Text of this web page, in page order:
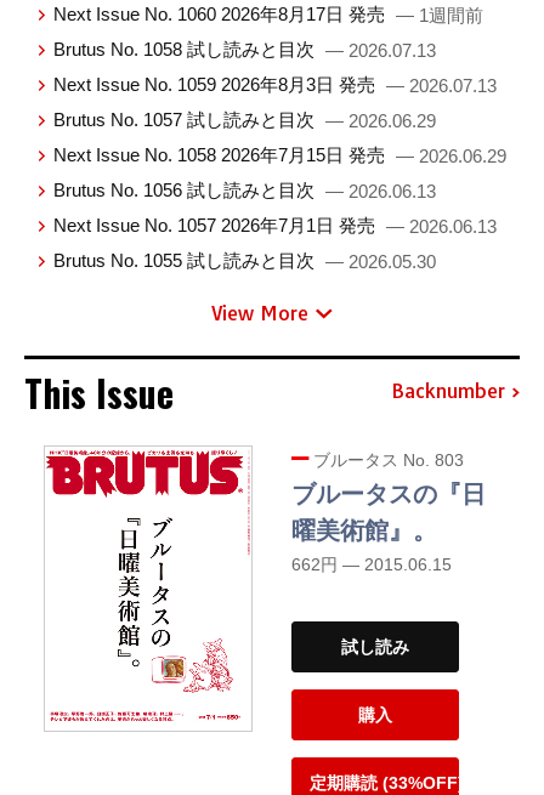
Next Issue No. 1060 2026年8月17日 発売 — 1週間前
Brutus No. 1058 試し読みと目次 — 2026.07.13
Next Issue No. 1059 2026年8月3日 発売 — 2026.07.13
Brutus No. 1057 試し読みと目次 — 2026.06.29
Next Issue No. 1058 2026年7月15日 発売 — 2026.06.29
Brutus No. 1056 試し読みと目次 — 2026.06.13
Next Issue No. 1057 2026年7月1日 発売 — 2026.06.13
Brutus No. 1055 試し読みと目次 — 2026.05.30
View More
This Issue Backnumber
ブルータス No. 803
ブルータスの『日
曜美術館』。
662円 — 2015.06.15
試し読み
購入
定期購読 (33%OFF)